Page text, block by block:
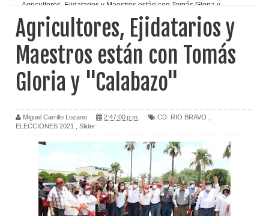
Agricultores, Ejidatarios y Maestros están con Tomás Gloria y
Agricultores, Ejidatarios y
Maestros están con Tomás
Gloria y "Calabazo"
Miguel Carrillo Lozano 2:47:00 p.m. CD. RIO BRAVO
ELECCIONES 2021
Slider